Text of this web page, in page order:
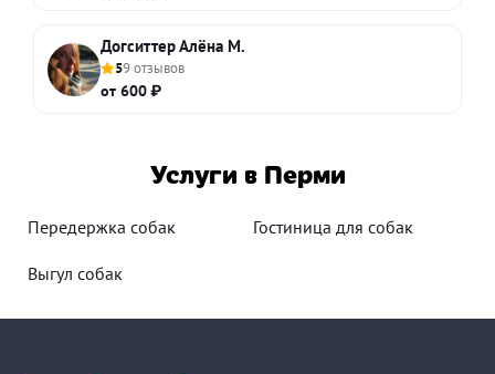
Догситтер Алёна М.
59 отзывов
от 600 ₽
Услуги в Перми
Передержка собак Гостиница для собак
Выгул собак